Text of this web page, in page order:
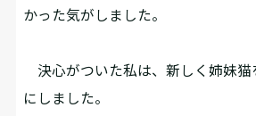
かった気がしました。
決心がついた私は、新しく姉妹猫
にしました。